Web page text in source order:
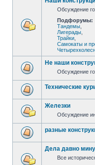
Обсуждение
Подфорумы:
Тандемы
Лигерады
Трайки
Самокаты и
Не наши
Обсуждение
Технические
Железки
Обсуждение
разные
Дела давно
Все